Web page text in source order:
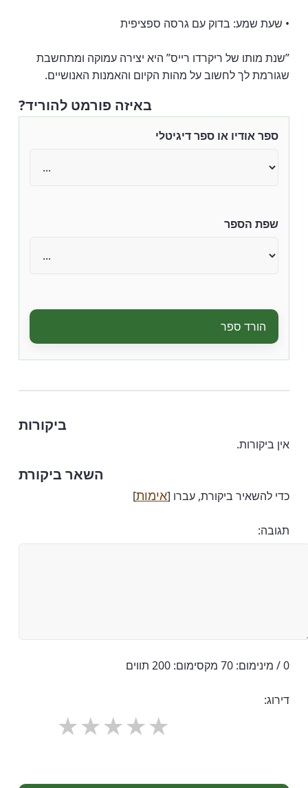
• שעת שמע: בדוק עם גרסה ספציפית
”שנת מותו של ריקרדו רייס” היא יצירה עמוקה ומתחשבת
שגורמת לך לחשוב על מהות הקיום והאמנות האנושיים.
באיזה פורמט להוריד?
ספר אודיו או ספר דיגיטלי
שפת הספר
הורד ספר
ביקורות
אין ביקורות.
השאר ביקורת
כדי להשאיר ביקורת, עברו [אימות]
תגובה:
0 / מינימום: 70 מקסימום: 200 תווים
דירוג: